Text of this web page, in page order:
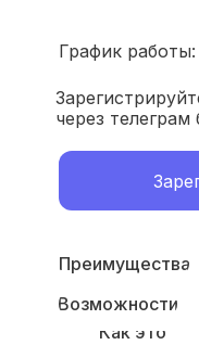
График
через телеграм
Как это
Возможности
Преимущества